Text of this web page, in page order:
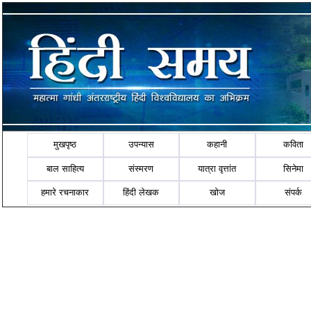
मुखपृष्ठ उपन्यास कहानी कविता
बाल साहित्य संस्मरण यात्रा वृत्तांत सिनेमा
हमारे रचनाकार हिंदी लेखक खोज संपर्क